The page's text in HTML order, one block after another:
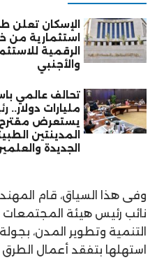
الإسكان تعلن
استثمارية من
الرقمية
والأجنبي
مليارات دولار..
يستعرض
المدينتين
الجديدة
وفى هذا السياق، قام
نائب رئيس هيئة المجتمعات
التنمية وتطوير المدن،
استهلها بتفقد أعمال